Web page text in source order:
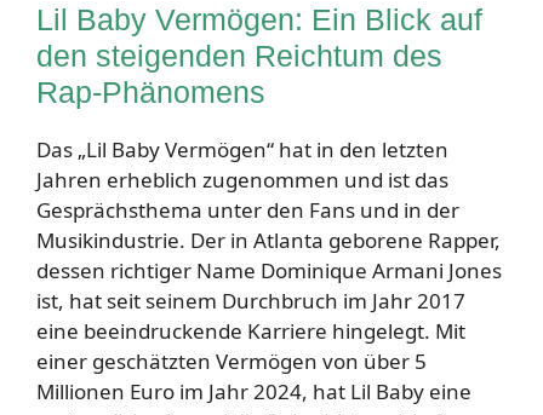
Lil Baby Vermögen: Ein Blick auf
den steigenden Reichtum des
Rap-Phänomens
Das „Lil Baby Vermögen“ hat in den letzten
Jahren erheblich zugenommen und ist das
Gesprächsthema unter den Fans und in der
Musikindustrie. Der in Atlanta geborene Rapper,
dessen richtiger Name Dominique Armani Jones
ist, hat seit seinem Durchbruch im Jahr 2017
eine beeindruckende Karriere hingelegt. Mit
einer geschätzten Vermögen von über 5
Millionen Euro im Jahr 2024, hat Lil Baby eine